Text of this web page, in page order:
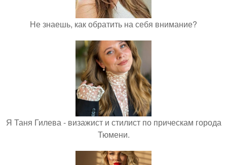
Не знаешь, как обратить на себя внимание?
Я Таня Гилева - визажист и стилист по прическам города
Тюмени.